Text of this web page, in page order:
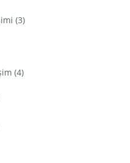
(3)
(4)